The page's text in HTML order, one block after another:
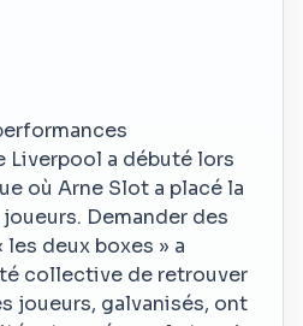
Liverpool a débuté lors
où Arne Slot a placé la
Demander des
deux boxes » a
collective de retrouver
joueurs, galvanisés, ont